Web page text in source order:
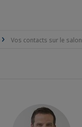
Vos contacts sur le salon